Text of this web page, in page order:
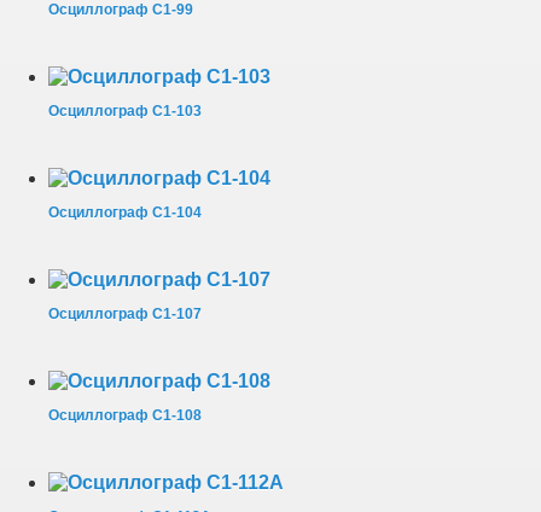
Осциллограф С1-99
Осциллограф С1-103
Осциллограф С1-104
Осциллограф С1-107
Осциллограф С1-108